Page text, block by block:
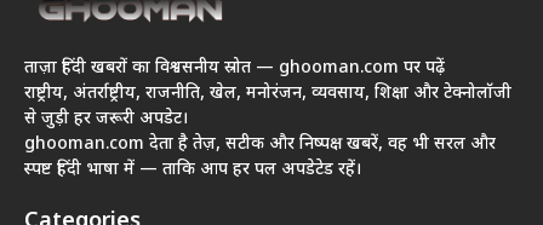
ताज़ा हिंदी खबरों का विश्वसनीय स्रोत — ghooman.com पर पढ़ें
राष्ट्रीय, अंतर्राष्ट्रीय, राजनीति, खेल, मनोरंजन, व्यवसाय, शिक्षा और टेक्नोलॉजी
से जुड़ी हर जरूरी अपडेट।
ghooman.com देता है तेज़, सटीक और निष्पक्ष खबरें, वह भी सरल और
स्पष्ट हिंदी भाषा में — ताकि आप हर पल अपडेटेड रहें।